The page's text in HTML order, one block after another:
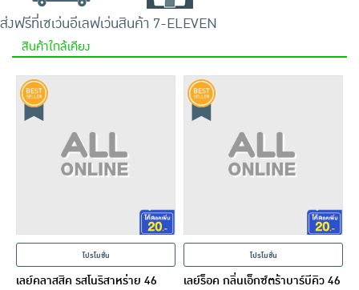
ส่งฟรีที่เซเว่นอีเลฟเว่นสินค้า 7-ELEVEN
สินค้าใกล้เคียง
โปรโมชั่น
เลย์คลาสสิค รสโนริสาหร่าย 46
โปรโมชั่น
เลย์ร็อค กลิ่นเอ็กซ์ตร้าบาร์บีคิว 46